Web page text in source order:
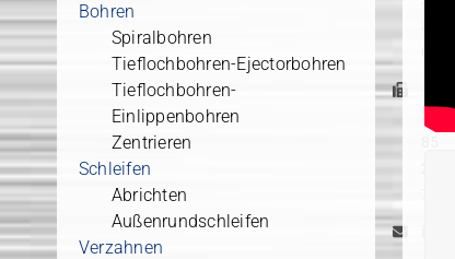
Bohren
Spiralbohren
Tieflochbohren-Ejectorbohren
Tieflochbohren-
Einlippenbohren
Zentrieren
Schleifen
Abrichten
Außenrundschleifen
Verzahnen